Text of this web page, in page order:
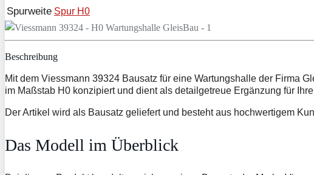
Spurweite Spur H0
Beschreibung
Mit dem Viessmann 39324 Bausatz für eine Wartungshalle der Firma
im Maßstab H0 konzipiert und dient als detailgetreue Ergänzung für
Der Artikel wird als Bausatz geliefert und besteht aus hochwertigem
Das Modell im Überblick